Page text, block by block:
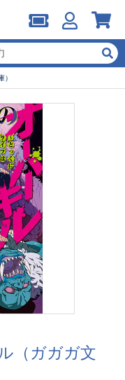
）
（ガガガ文